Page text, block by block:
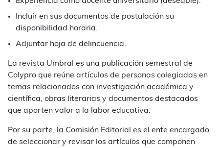
Incluir en sus documentos de postulación su
disponibilidad horaria.
Adjuntar hoja de delincuencia.
La revista Umbral es una publicación semestral de
Colypro que reúne artículos de personas colegiadas en
temas relacionados con investigación académica y
científica, obras literarias y documentos destacados
que aporten valor a la labor educativa.
Por su parte, la Comisión Editorial es el ente encargado
de seleccionar y revisar los artículos que componen